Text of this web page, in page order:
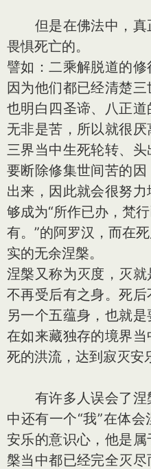
但是在佛法中，真
畏惧死亡的。
譬如：二乘解脱道的修
因为他们都已经清楚三
也明白四圣谛、八正
无非是苦，所以就很
三界当中生死轮转、
要断除修集世间苦的
出来，因此就会很努
够成为“所作已办，梵
有。”的阿罗汉，而在
实的无余涅槃。
涅槃又称为灭度，灭就
不再受后有之身。死
另一个五蕴身，也就
在如来藏独存的境界
死的洪流，达到寂灭安
有许多人误会了涅
中还有一个“我”在体
安乐的意识心，他是
槃当中都已经完全灭